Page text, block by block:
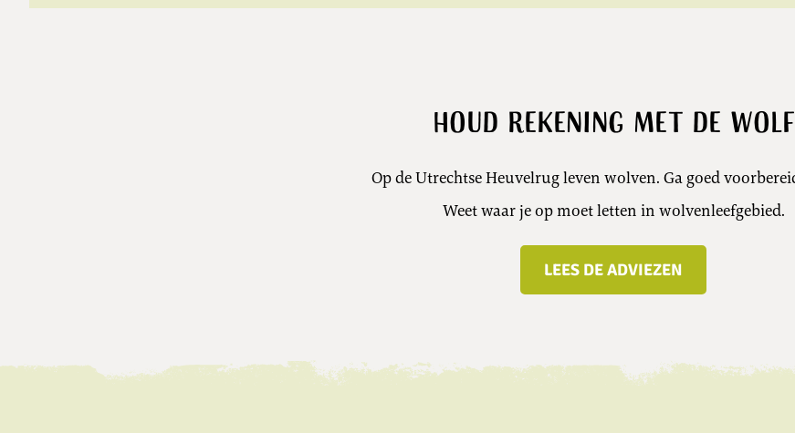
Houd rekening met de wolf
Op de Utrechtse Heuvelrug leven wolven. Ga goed
Weet waar je op moet letten in wolvenleefgebied.
LEES DE ADVIEZEN